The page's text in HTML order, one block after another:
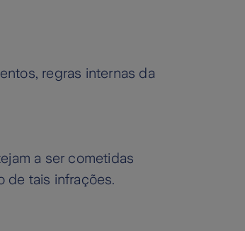
regras internas da
a ser cometidas
de tais infrações.